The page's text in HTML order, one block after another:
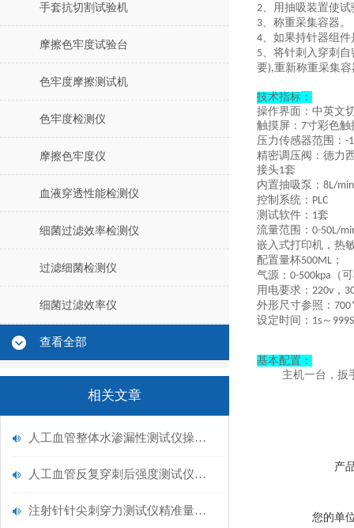
手套抗切割试验机
摩擦色牢度试验台
色牢度摩擦测试机
色牢度检测仪
摩擦色牢度仪
血液穿透性能检测仪
细菌过滤效率检测仪
过滤细菌检测仪
细菌过滤效率仪
查看全部
相关文章
人工血管整体水渗漏性测试仪操作中最容易出错的步骤
人工血管反复穿刺后强度测试仪是什么？透析患者的“生命管“质量靠它把关！
注射针针尖刺穿力测试仪精准量化针尖锋利度，构筑临床安全防线
2、 用抽吸装置使
3、 称重采集容器。
4、 如果持针器组
5、 将针刺入穿刺自
要),重新称重采集容
技术指标 ：
操作界面 ： 中英文
触摸屏： 7寸彩色触
压力传感器范围： -
精密调压阀： 德力
接头1套
内置抽吸泵： 8L/min
控制系统： PLC
测试软件： 1套
流量范围： 0-50L/
嵌入式打印机，热
配置量杯500ML ；
气源： 0-500kpa （
用电要求： 220v ，
外形尺寸参照：
设定时间 ： 1s ～ 999S
基本配置：
主机一台，扳
产
您的单